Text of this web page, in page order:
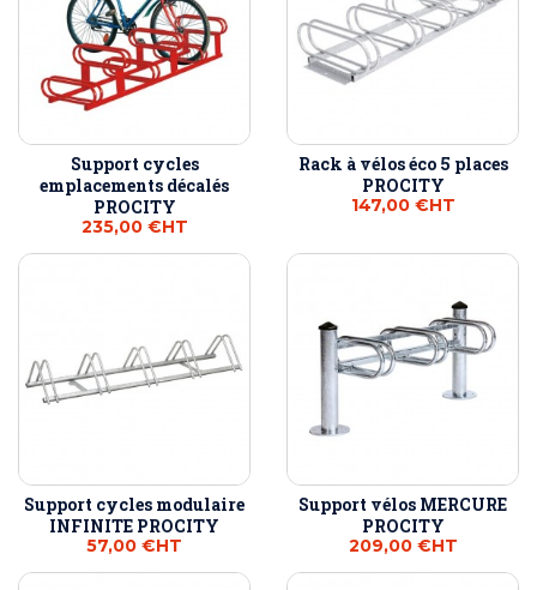
Support cycles
emplacements décalés
PROCITY
235,00 €HT
Rack à vélos éco 5 places
PROCITY
147,00 €HT
Support cycles modulaire
INFINITE PROCITY
57,00 €HT
Support vélos MERCURE
PROCITY
209,00 €HT